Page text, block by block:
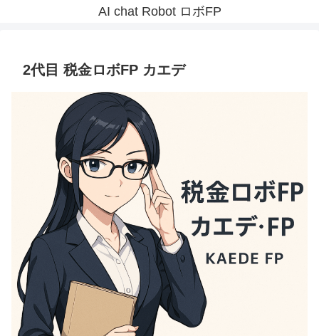
AI chat Robot ロボFP
2代目 税金ロボFP カエデ